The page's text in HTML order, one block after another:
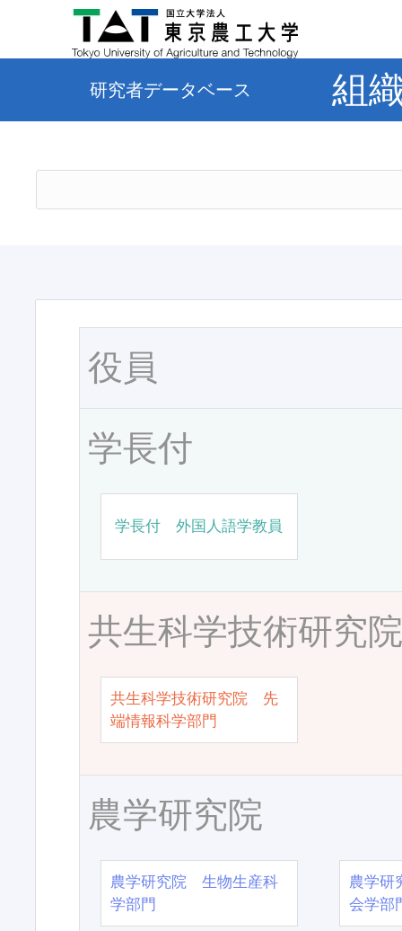
研究者データベース 組
役員
学長付
学長付 外国人語学教員
共生科学技術研究
共生科学技術研究院 先
端情報科学部門
農学研究院
農学研究院 生物生産科
学部門
農学
会学部